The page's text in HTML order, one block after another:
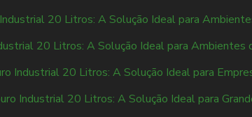
20 Litros: A Solução Ideal para
20 Litros: A Solução Ideal para Ambientes
Industrial 20 Litros: A Solução Ideal para
Industrial 20 Litros: A Solução Ideal para